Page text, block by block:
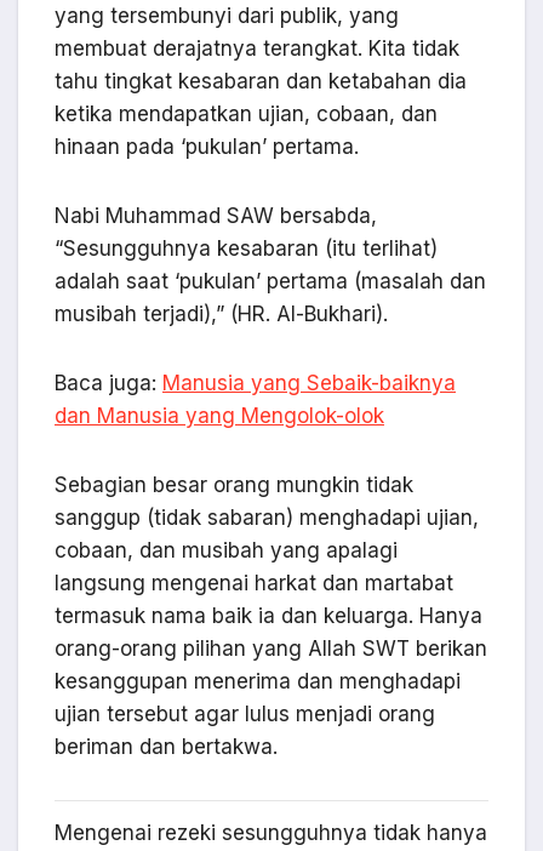
yang tersembunyi dari publik, yang
membuat derajatnya terangkat. Kita tidak
tahu tingkat kesabaran dan ketabahan dia
ketika mendapatkan ujian, cobaan, dan
hinaan pada ‘pukulan’ pertama.
Nabi Muhammad SAW bersabda,
“Sesungguhnya kesabaran (itu terlihat)
adalah saat ‘pukulan’ pertama (masalah dan
musibah terjadi),” (HR. Al-Bukhari).
Baca juga: Manusia yang Sebaik-baiknya
dan Manusia yang Mengolok-olok
Sebagian besar orang mungkin tidak
sanggup (tidak sabaran) menghadapi ujian,
cobaan, dan musibah yang apalagi
langsung mengenai harkat dan martabat
termasuk nama baik ia dan keluarga. Hanya
orang-orang pilihan yang Allah SWT berikan
kesanggupan menerima dan menghadapi
ujian tersebut agar lulus menjadi orang
beriman dan bertakwa.
Mengenai rezeki sesungguhnya tidak hanya